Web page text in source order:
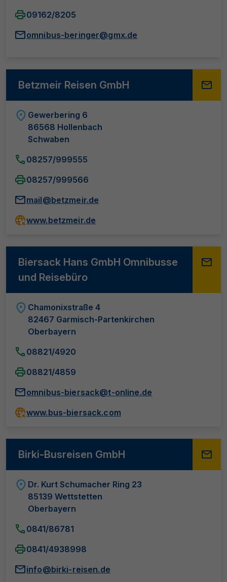
09162/8205
omnibus-beringer@gmx.de
Betzmeir Reisen GmbH
Gewerbering 6
86568 Hollenbach
Schwaben
08257/999555
08257/999566
mail@betzmeir.de
www.betzmeir.de
Biersack Hans GmbH Omnibusse
und Reisebüro
Chamonixstraße 4
82467 Garmisch-Partenkirchen
Oberbayern
08821/4920
08821/4859
omnibus-biersack@t-online.de
www.bus-biersack.com
Birki-Busreisen GmbH
Dr. Kurt Schumacher Ring 23
85139 Wettstetten
Oberbayern
0841/86781
0841/4938998
info@birki-reisen.de